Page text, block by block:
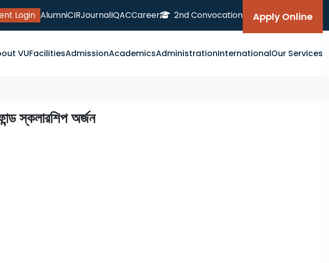
Login AlumniCIRJournalIQACCareer 2nd Convocation Apply Online
VUFacilitiesAdmissionAcademicsAdministrationInternationalOur Services
স্কলারশিপ অর্জন